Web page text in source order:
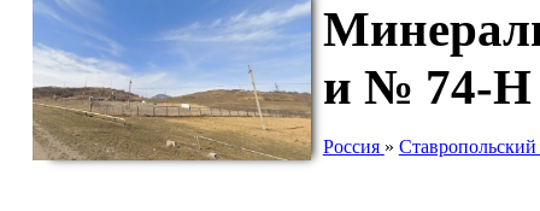
и № 74-Н
Россия » Ставропольский